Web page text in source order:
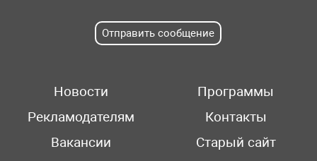
Отправить сообщение
Новости
Программы
Рекламодателям
Контакты
Вакансии
Старый сайт